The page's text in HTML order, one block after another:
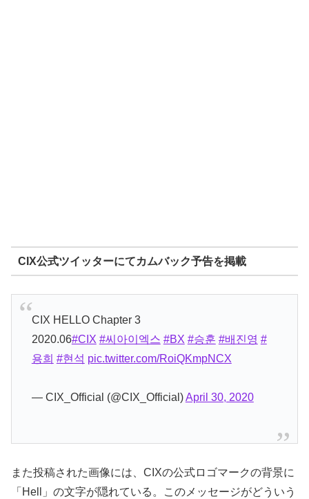
CIX公式ツイッターにてカムバック予告を掲載
CIX HELLO Chapter 3
2020.06#CIX #씨아이엑스 #BX #승훈 #배진영 #
용희 #현석 pic.twitter.com/RoiQKmpNCX
— CIX_Official (@CIX_Official)April 30, 2020
また投稿された画像には、CIXの公式ロゴマークの背景に
「Hell」の文字が隠れている。このメッセージがどういう